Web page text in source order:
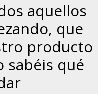
aquellos
que
producto
sabéis qué